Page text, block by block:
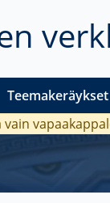
Teemakeräykset